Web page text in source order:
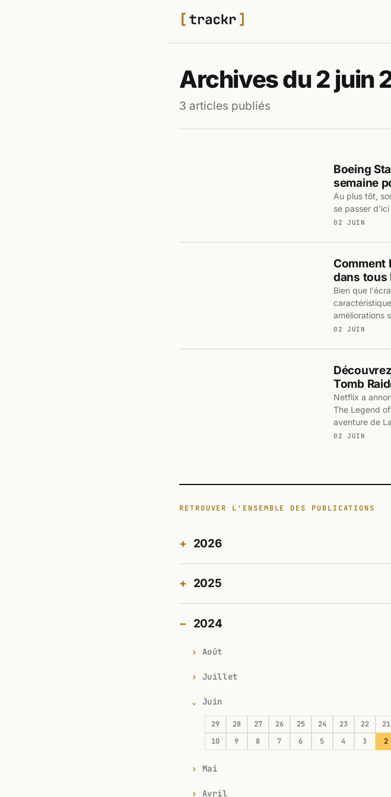
Archives du 2 juin
3 articles publiés
Boeing
semaine
Au plus tôt,
se passer d'ici
02 JUIN
Comment
dans tous
Bien que
améliorations
02 JUIN
Tomb
Netflix a
The Legend
aventure de
02 JUIN
RETROUVER L'ENSEMBLE DES PUBLICATIONS
2026
2025
2024
Août
Juillet
Juin
29 28 27 26 25 24 23 22 21
10
9 8 7 6 5 4 3 2
Mai
Avril